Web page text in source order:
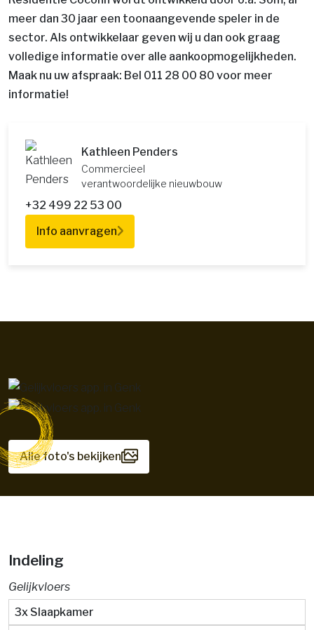
meer dan 30 jaar een toonaangevende speler in de
sector. Als ontwikkelaar geven wij u dan ook graag
volledige informatie over alle aankoopmogelijkheden.
Maak nu uw afspraak: Bel 011 28 00 80 voor meer
informatie!
Kathleen Penders
Commercieel
verantwoordelijke nieuwbouw
+32 499 22 53 00
Info aanvragen
Alle foto's bekijken
Indeling
Gelijkvloers
3x Slaapkamer